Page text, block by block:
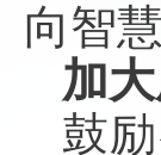
向智
加
鼓